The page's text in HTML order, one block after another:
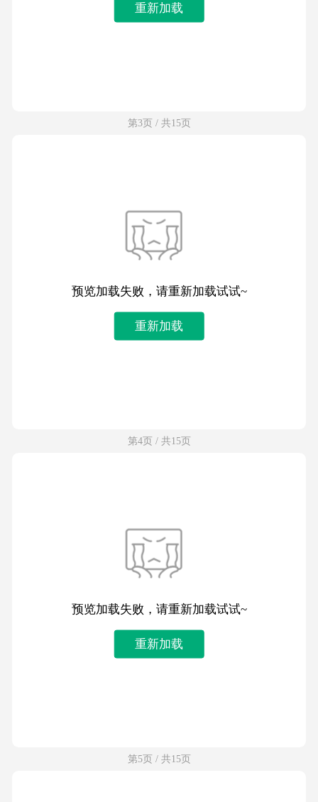
重新加载
第3页 / 共15页
预览加载失败，请重新加载试试~
重新加载
第4页 / 共15页
预览加载失败，请重新加载试试~
重新加载
第5页 / 共15页